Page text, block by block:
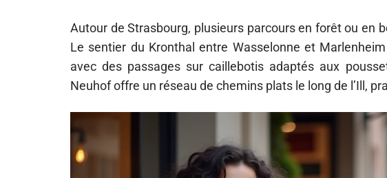
Autour de Strasbourg, plusieurs parcours en forêt ou en
Le sentier du Kronthal entre Wasselonne et
avec des passages sur caillebotis adaptés aux
Neuhof offre un réseau de chemins plats le long de l’Ill,